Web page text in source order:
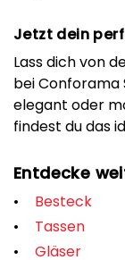
Jetzt dein
Lass dich von
bei Conforama
elegant oder
findest du das
Entdecke
Besteck
Tassen
Gläser